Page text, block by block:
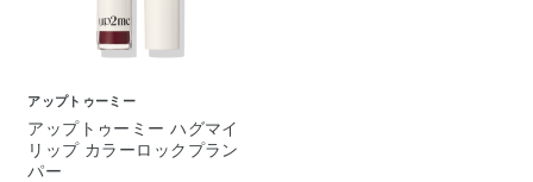
アップトゥーミー
アップトゥーミー ハグマイ
リップ カラーロックプラン
パー